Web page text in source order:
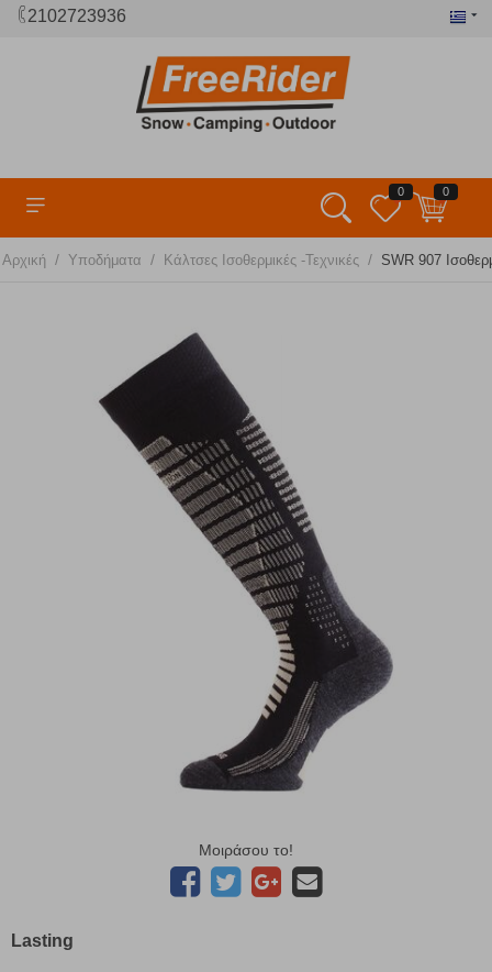
2102723936
0 0
Αρχική / Υποδήματα / Κάλτσες Ισοθερμικές -Τεχνικές / SWR 907
Μοιράσου το!
Lasting